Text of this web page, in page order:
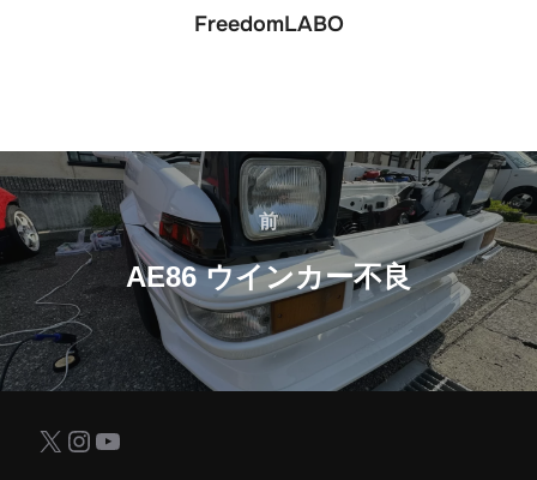
FreedomLABO
投
稿
ナ
ビ
ゲ
前
前
AE86 ウインカー不良
X Instagram
YouTube